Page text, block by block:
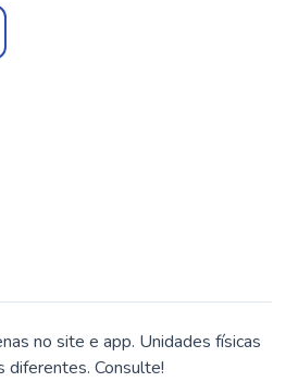
no site e app. Unidades físicas
diferentes. Consulte!